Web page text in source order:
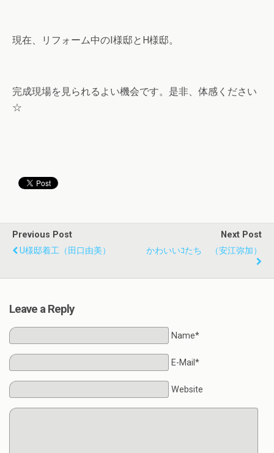
現在、リフォーム中のI様邸とH様邸。
完成現場を見られるよい機会です。是非、体感ください
☆
Previous Post
U様邸着工（田口由美）
Next Post
かわいいｺたち （安江弥加）
Leave a Reply
Name*
E-Mail*
Website